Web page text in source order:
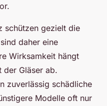
schützen gezielt die
daher eine
Wirksamkeit hängt
der Gläser ab.
zuverlässig schädliche
Modelle oft nur